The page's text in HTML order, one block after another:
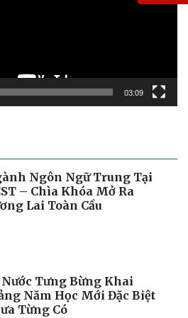
03:09
Ngôn Ngữ Trung Tại
– Chìa Khóa Mở Ra
Lai Toàn Cầu
Nước Tưng Bừng Khai
Năm Học Mới Đặc Biệt
Từng Có